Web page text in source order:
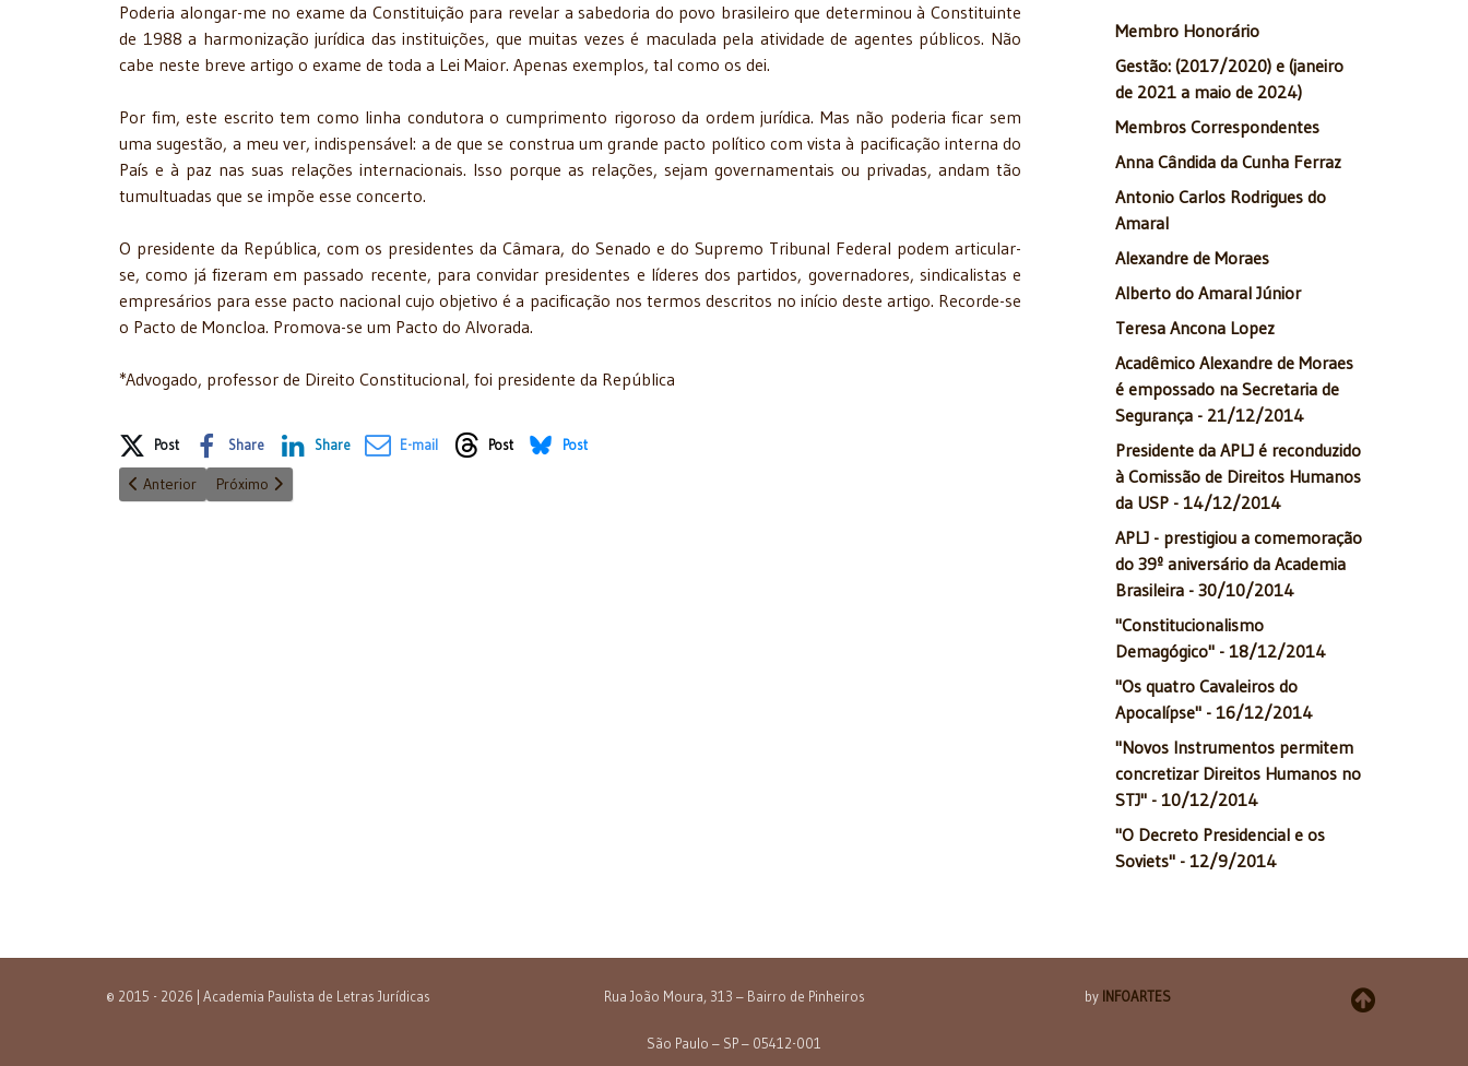
Poderia alongar-me no exame da Constituição para revelar a sabedoria do povo brasileiro que determinou à Constituinte
de 1988 a harmonização jurídica das instituições, que muitas vezes é maculada pela atividade de agentes públicos. Não
cabe neste breve artigo o exame de toda a Lei Maior. Apenas exemplos, tal como os dei.
Por fim, este escrito tem como linha condutora o cumprimento rigoroso da ordem jurídica. Mas não poderia ficar sem
uma sugestão, a meu ver, indispensável: a de que se construa um grande pacto político com vista à pacificação interna do
País e à paz nas suas relações internacionais. Isso porque as relações, sejam governamentais ou privadas, andam tão
tumultuadas que se impõe esse concerto.
O presidente da República, com os presidentes da Câmara, do Senado e do Supremo Tribunal Federal podem articular-
se, como já fizeram em passado recente, para convidar presidentes e líderes dos partidos, governadores, sindicalistas e
empresários para esse pacto nacional cujo objetivo é a pacificação nos termos descritos no início deste artigo. Recorde-se
o Pacto de Moncloa. Promova-se um Pacto do Alvorada.
*Advogado, professor de Direito Constitucional, foi presidente da República
Share on Social Media
Post Share Share E-mail Post Post
Artigo anterior: Reformas para o bem comum
Anterior Próximo artigo: NEGOCIAÇÃO (Parte II)
Próximo
Membro Honorário
Gestão: (2017/2020) e (janeiro
de 2021 a maio de 2024)
Membros Correspondentes
Anna Cândida da Cunha Ferraz
Antonio Carlos Rodrigues do
Amaral
Alexandre de Moraes
Alberto do Amaral Júnior
Teresa Ancona Lopez
Acadêmico Alexandre de Moraes
é empossado na Secretaria de
Segurança - 21/12/2014
Presidente da APLJ é reconduzido
à Comissão de Direitos Humanos
da USP - 14/12/2014
APLJ - prestigiou a comemoração
do 39º aniversário da Academia
Brasileira - 30/10/2014
"Constitucionalismo
Demagógico" - 18/12/2014
"Os quatro Cavaleiros do
Apocalípse" - 16/12/2014
"Novos Instrumentos permitem
concretizar Direitos Humanos no
STJ" - 10/12/2014
"O Decreto Presidencial e os
Soviets" - 12/9/2014
© 2015 - 2026 | Academia Paulista de Letras Jurídicas Rua João Moura, 313 – Bairro de Pinheiros
São Paulo – SP – 05412-001
by INFOARTES